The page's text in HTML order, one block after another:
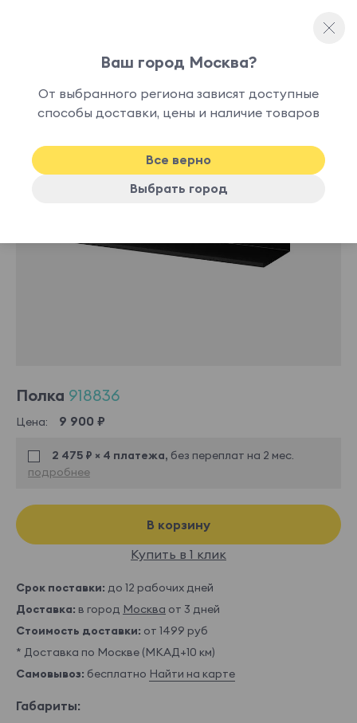
Полка 918836
Цена: 9 900 ₽
2 475 ₽ × 4 платежа, без переплат на 2 мес.
подробнее
В корзину
Купить в 1 клик
Срок поставки: до 12 рабочих дней
Доставка: в город Москва от 3 дней
Стоимость доставки: от 1499 руб
* Доставка по Москве (МКАД+10 км)
Самовывоз: бесплатно Найти на карте
Габариты:
Ваш город Москва?
От выбранного региона зависят доступные
способы доставки, цены и наличие товаров
Все верно
Выбрать город